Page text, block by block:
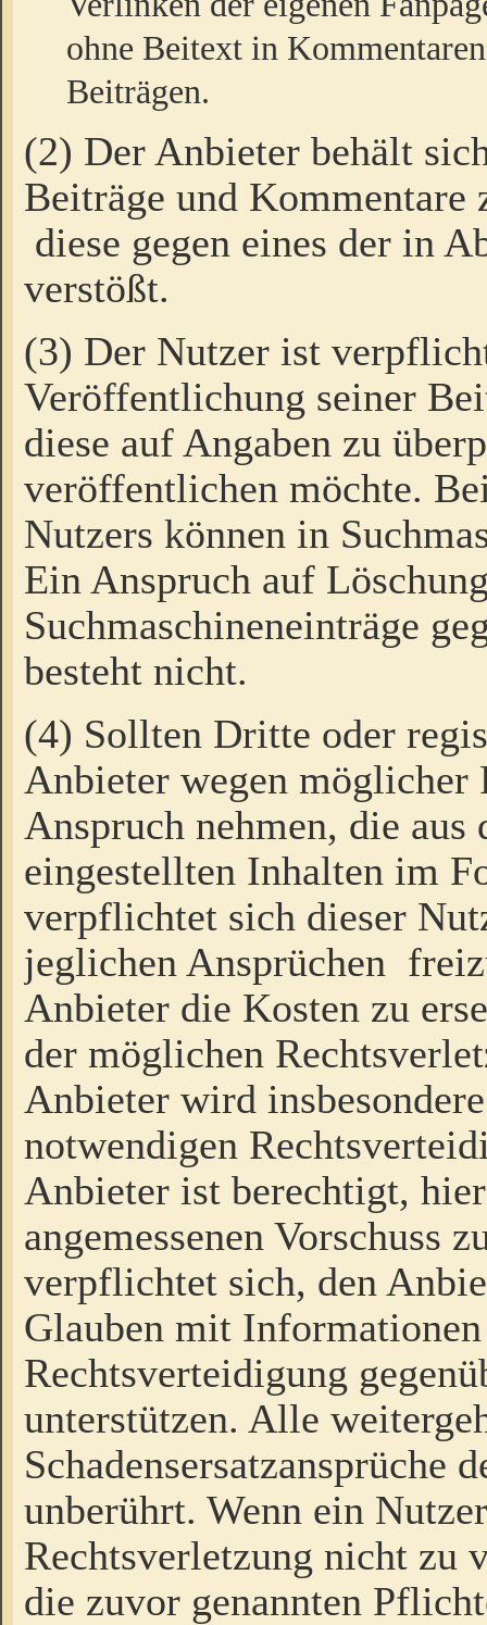
ohne Beitext in
Beiträgen.
(2) Der Anbieter behält
Beiträge und Kommentare
diese gegen eines der in
verstößt.
(3) Der Nutzer ist
Veröffentlichung seiner
diese auf Angaben zu
veröffentlichen möchte.
Nutzers können in
Ein Anspruch auf
Suchmaschineneinträge
besteht nicht.
(4) Sollten Dritte oder
Anbieter wegen möglicher
Anspruch nehmen, die
eingestellten Inhalten im
verpflichtet sich dieser
jeglichen Ansprüchen
Anbieter die Kosten zu
der möglichen
Anbieter wird
notwendigen
Anbieter ist berechtigt,
angemessenen Vorschuss
verpflichtet sich, den
Glauben mit
Rechtsverteidigung
unterstützen. Alle
Schadensersatzansprüche
unberührt. Wenn ein
Rechtsverletzung nicht zu
die zuvor genannten